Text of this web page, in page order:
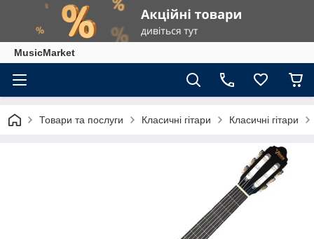
MusicMarket
Товари та послуги Класичні гітари Класичні гітари